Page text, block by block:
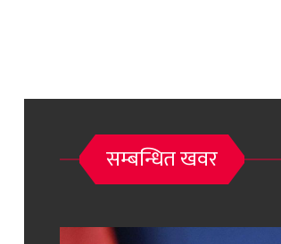
सम्बन्धित खवर